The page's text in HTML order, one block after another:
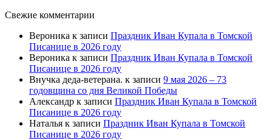
Свежие комментарии
Вероника к записи Праздник Иван Купала в Томской
Писанице в 2026 году
Вероника к записи Праздник Иван Купала в Томской
Писанице в 2026 году
Внучка деда-ветерана. к записи 9 мая 2026 – 73
годовщина со дня Великой Победы
Александр к записи Праздник Иван Купала в Томской
Писанице в 2026 году
Наталья к записи Праздник Иван Купала в Томской
Писанице в 2026 году